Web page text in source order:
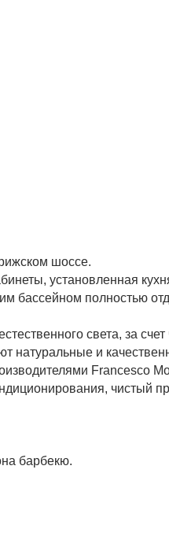
шоссе.
установленная
бассейном полностью
света, за счет
натуральные и
Francesco
чистый
барбекю.